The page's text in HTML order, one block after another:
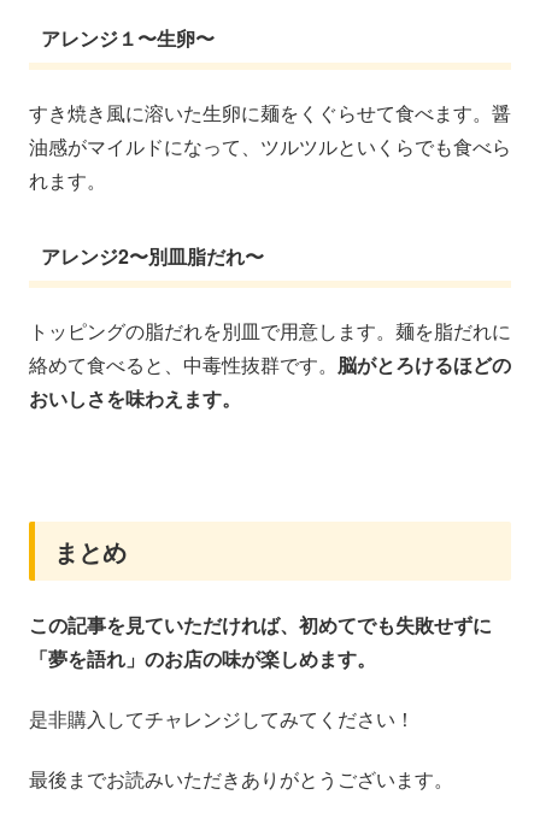
アレンジ１〜生卵〜
すき焼き風に溶いた生卵に麺をくぐらせて食べます。醤
油感がマイルドになって、ツルツルといくらでも食べら
れます。
アレンジ2〜別皿脂だれ〜
トッピングの脂だれを別皿で用意します。麺を脂だれに
絡めて食べると、中毒性抜群です。 脳がとろけるほどの
おいしさを味わえます。
まとめ
この記事を見ていただければ、初めてでも失敗せずに
「夢を語れ」のお店の味が楽しめます。
是非購入してチャレンジしてみてください！
最後までお読みいただきありがとうございます。